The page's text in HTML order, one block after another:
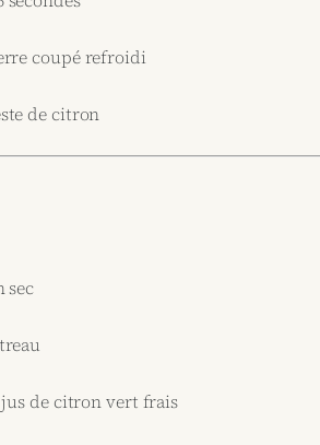
coupé refroidi
de citron
sec
jus de citron vert frais